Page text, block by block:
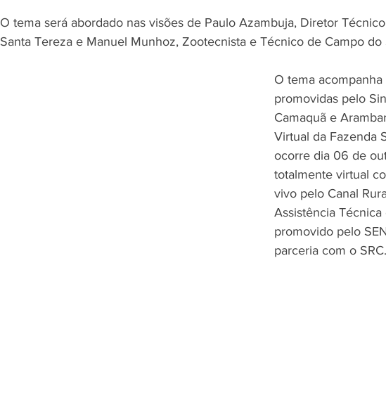
O tema será abordado nas visões de Paulo Azambuja, Diretor
Santa Tereza e Manuel Munhoz, Zootecnista e Técnico de Campo do
O tema acompanha
promovidas pelo
Camaquã e
Virtual da Fazenda
ocorre dia 06 de
totalmente virtual
vivo pelo Canal
Assistência Técnica
promovido pelo
parceria com o SRC.